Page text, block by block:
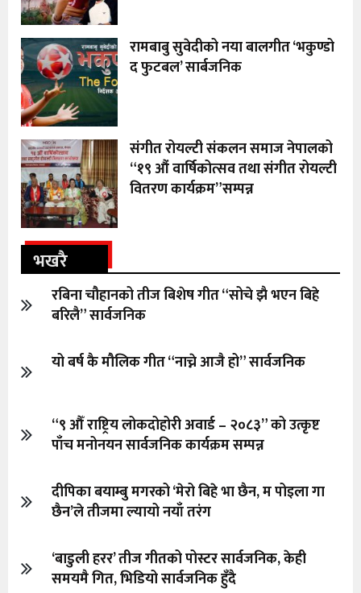
रामबाबु सुवेदीको नया बालगीत ‘भकुण्डो
द फुटबल’ सार्बजनिक
संगीत रोयल्टी संकलन समाज नेपालको
“१९ औं वार्षिकोत्सव तथा संगीत रोयल्टी
वितरण कार्यक्रम”सम्पन्न
भखरै
रबिना चौहानको तीज बिशेष गीत “सोचे झै भएन बिहे
बरिलै” सार्वजनिक
यो बर्ष कै मौलिक गीत “नाच्ने आजै हो” सार्वजनिक
“९ औँ राष्ट्रिय लोकदोहोरी अवार्ड – २०८३” को उत्कृष्ट
पाँच मनोनयन सार्वजनिक कार्यक्रम सम्पन्न
दीपिका बयाम्बु मगरको ‘मेरो बिहे भा छैन, म पोइला गा
छैन’ले तीजमा ल्यायो नयाँ तरंग
‘बाडुली हरर’ तीज गीतको पोस्टर सार्वजनिक, केही
समयमै गित, भिडियो सार्वजनिक हुँदै